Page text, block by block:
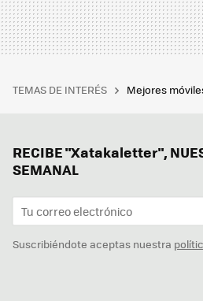
TEMAS DE INTERÉS Mejores
RECIBE "Xatakaletter",
SEMANAL
Suscribiéndote aceptas nuestra